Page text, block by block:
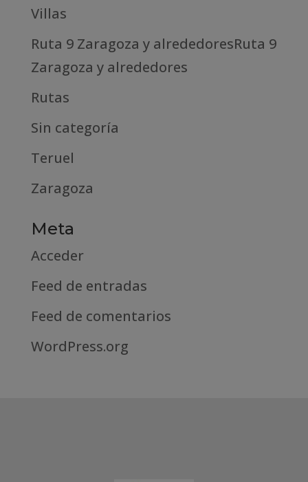
Villas
Ruta 9 Zaragoza y alrededoresRuta 9
Zaragoza y alrededores
Rutas
Sin categoría
Teruel
Zaragoza
Meta
Acceder
Feed de entradas
Feed de comentarios
WordPress.org